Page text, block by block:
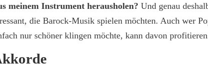
meinem Instrument herausholen? Und genau
die Barock-Musik spielen möchten. Auch wer
nur schöner klingen möchte, kann davon